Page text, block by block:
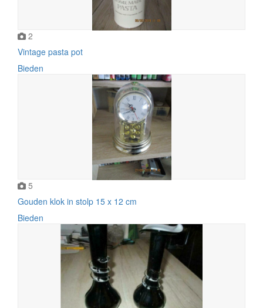
2
Vintage pasta pot
Bieden
5
Gouden klok in stolp 15 x 12 cm
Bieden